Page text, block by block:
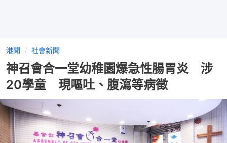
港聞 社會新聞
神召會合一堂幼稚園爆急性腸胃炎 涉
20學童 現嘔吐、腹瀉等病徵